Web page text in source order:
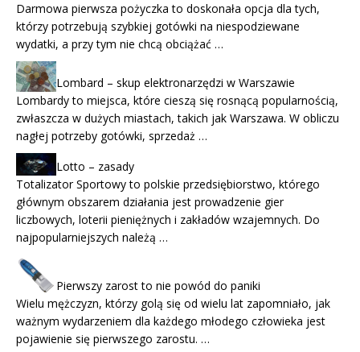
Darmowa pierwsza pożyczka to doskonała opcja dla tych,
którzy potrzebują szybkiej gotówki na niespodziewane
wydatki, a przy tym nie chcą obciążać …
Lombard – skup elektronarzędzi w Warszawie
Lombardy to miejsca, które cieszą się rosnącą popularnością,
zwłaszcza w dużych miastach, takich jak Warszawa. W obliczu
nagłej potrzeby gotówki, sprzedaż …
Lotto – zasady
Totalizator Sportowy to polskie przedsiębiorstwo, którego
głównym obszarem działania jest prowadzenie gier
liczbowych, loterii pieniężnych i zakładów wzajemnych. Do
najpopularniejszych należą …
Pierwszy zarost to nie powód do paniki
Wielu mężczyzn, którzy golą się od wielu lat zapomniało, jak
ważnym wydarzeniem dla każdego młodego człowieka jest
pojawienie się pierwszego zarostu. …